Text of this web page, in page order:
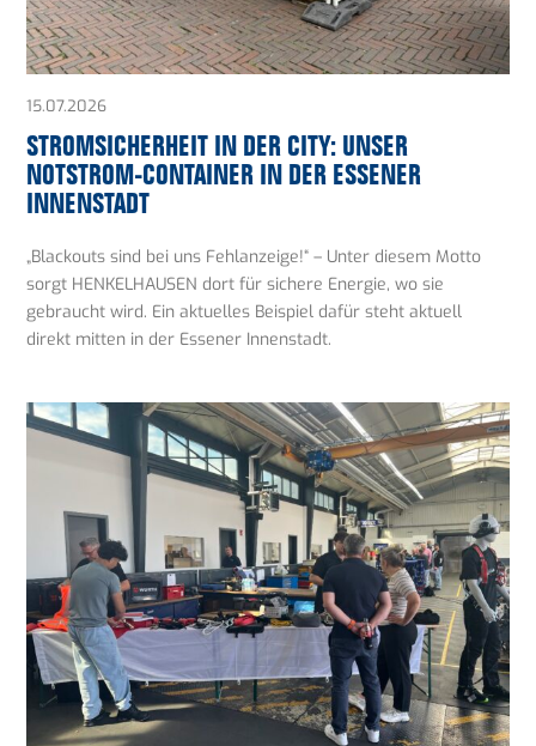
15.07.2026
STROMSICHERHEIT IN DER CITY: UNSER
NOTSTROM-CONTAINER IN DER ESSENER
INNENSTADT
„Blackouts sind bei uns Fehlanzeige!“ – Unter diesem Motto
sorgt HENKELHAUSEN dort für sichere Energie, wo sie
gebraucht wird. Ein aktuelles Beispiel dafür steht aktuell
direkt mitten in der Essener Innenstadt.